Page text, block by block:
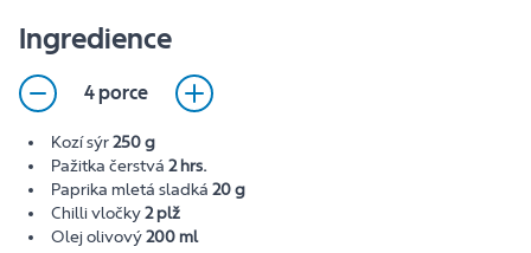
Ingredience
4 porce
Kozí sýr250 g
Pažitka čerstvá 2 hrs.
Paprika mletá sladká 20 g
Chilli vločky2 plž
Olej olivový200 ml